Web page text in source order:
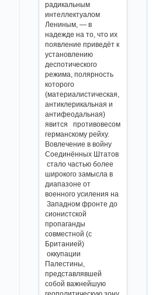
радикальным
интеллектуалом
Лениным, — в
надежде на то, что их
появление приведёт к
установлению
деспотического
режима, полярность
которого
(материалистическая,
антиклерикальная и
антифеодальная)
явится противовесом
германскому рейху.
Вовлечение в войну
Соединённых Штатов
стало частью более
широкого замысла в
диапазоне от
военного усиления на
Западном фронте до
сионистской
пропаганды
совместной (с
Британией)
оккупации
Палестины,
представлявшей
собой важнейшую